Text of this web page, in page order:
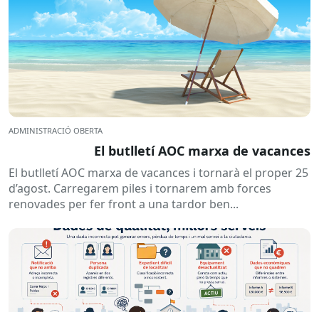
ADMINISTRACIÓ OBERTA
El butlletí AOC marxa de vacances
El butlletí AOC marxa de vacances i tornarà el proper 25
d’agost. Carregarem piles i tornarem amb forces
renovades per fer front a una tardor ben...